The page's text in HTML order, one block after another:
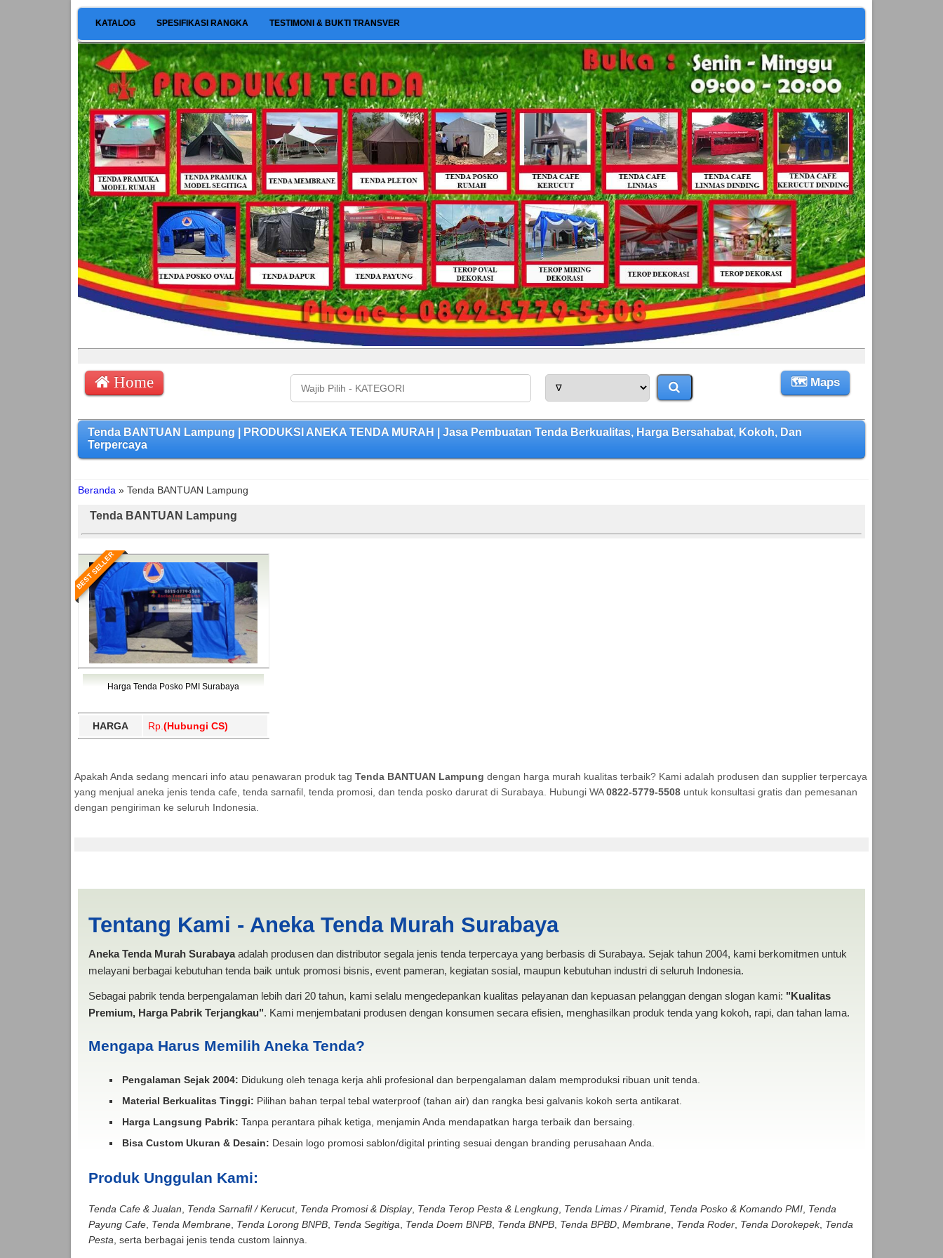
KATALOG SPESIFIKASI RANGKA TESTIMONI & BUKTI TRANSVER
Home 🗺 Maps
Tenda BANTUAN Lampung | PRODUKSI ANEKA TENDA MURAH | Jasa Pembuatan Tenda Berkualitas, Harga Bersahabat, Kokoh, Dan
Terpercaya
Beranda » Tenda BANTUAN Lampung
Tenda BANTUAN Lampung
BEST SELLER
Harga Tenda Posko PMI Surabaya
HARGA Rp. (Hubungi CS)
Apakah Anda sedang mencari info atau penawaran produk tag Tenda BANTUAN Lampung dengan harga murah kualitas terbaik? Kami adalah produsen dan supplier terpercaya
yang menjual aneka jenis tenda cafe, tenda sarnafil, tenda promosi, dan tenda posko darurat di Surabaya. Hubungi WA0822-5779-5508untuk konsultasi gratis dan pemesanan
dengan pengiriman ke seluruh Indonesia.
Tentang Kami - Aneka Tenda Murah Surabaya
Aneka Tenda Murah Surabayaadalah produsen dan distributor segala jenis tenda terpercaya yang berbasis di Surabaya. Sejak tahun 2004, kami berkomitmen untuk
melayani berbagai kebutuhan tenda baik untuk promosi bisnis, event pameran, kegiatan sosial, maupun kebutuhan industri di seluruh Indonesia.
Sebagai pabrik tenda berpengalaman lebih dari 20 tahun, kami selalu mengedepankan kualitas pelayanan dan kepuasan pelanggan dengan slogan kami: "Kualitas
Premium, Harga Pabrik Terjangkau". Kami menjembatani produsen dengan konsumen secara efisien, menghasilkan produk tenda yang kokoh, rapi, dan tahan lama.
Mengapa Harus Memilih Aneka Tenda?
Pengalaman Sejak 2004: Didukung oleh tenaga kerja ahli profesional dan berpengalaman dalam memproduksi ribuan unit tenda.
Material Berkualitas Tinggi: Pilihan bahan terpal tebal waterproof (tahan air) dan rangka besi galvanis kokoh serta antikarat.
Harga Langsung Pabrik: Tanpa perantara pihak ketiga, menjamin Anda mendapatkan harga terbaik dan bersaing.
Bisa Custom Ukuran & Desain: Desain logo promosi sablon/digital printing sesuai dengan branding perusahaan Anda.
Produk Unggulan Kami:
Tenda Cafe & Jualan Tenda Sarnafil / Kerucut, Tenda Promosi & Display, Tenda Terop Pesta & Lengkung, Tenda Limas / Piramid, Tenda Posko & Komando PMI, Tenda
Payung Cafe, Tenda Membrane, Tenda Lorong BNPB, Tenda Segitiga Tenda Doem BNPB, Tenda BNPB, Tenda BPBD, Membrane, Tenda Roder, Tenda Dorokepek, Tenda
Pesta , serta berbagai jenis tenda custom lainnya.